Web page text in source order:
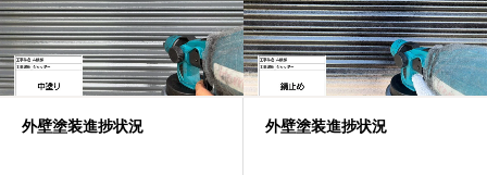
外壁塗装進捗状況 外壁塗装進捗状況